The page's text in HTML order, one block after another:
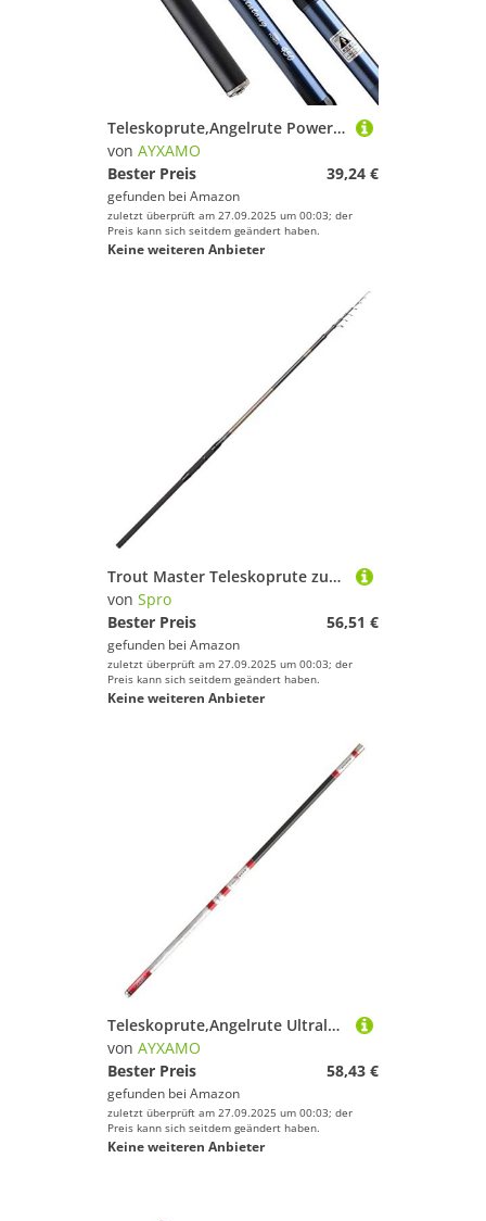
Teleskoprute,Angelrute Power Teleskop-Felsen Angelrute 2.7m-5,4 m Kohlefaser Feeder Rod Reise Boote Meer(3.6 m)
von AYXAMO
Bester Preis
39,24 €
gefunden bei Amazon
zuletzt überprüft am 27.09.2025 um 00:03; der
Preis kann sich seitdem geändert haben.
Keine weiteren Anbieter
Trout Master Teleskoprute zum Sbirolinoangeln auf Forellen 3,30m 5-20g Tactical Trout Tele Sbiro Rute
von Spro
Bester Preis
56,51 €
gefunden bei Amazon
zuletzt überprüft am 27.09.2025 um 00:03; der
Preis kann sich seitdem geändert haben.
Keine weiteren Anbieter
Teleskoprute,Angelrute Ultraleichte Hard Lake Library Riesen-Angelrute, Angelruten(4.5m)
von AYXAMO
Bester Preis
58,43 €
gefunden bei Amazon
zuletzt überprüft am 27.09.2025 um 00:03; der
Preis kann sich seitdem geändert haben.
Keine weiteren Anbieter